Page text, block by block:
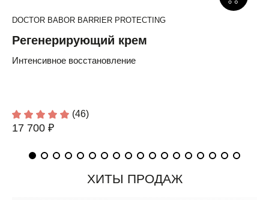
DOCTOR BABOR BARRIER PROTECTING
Регенерирующий крем
Интенсивное восстановление
(46)
17 700 ₽
ХИТЫ ПРОДАЖ